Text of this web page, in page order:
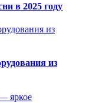
в 2025 году
из